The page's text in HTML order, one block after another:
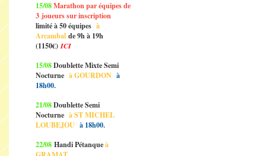
15/08Marathon par équipes de
3 joueurs sur inscription
limité à 50 équipes à
Arcambal de 9h à 19h
(1150€)ICI
15/08Doublette Mixte Semi
Nocturne à GOURDON à
18h00.
21/08Doublette Semi
Nocturne à ST MICHEL
LOUBEJOU à 18h00.
22/08 Handi Pétanqueà